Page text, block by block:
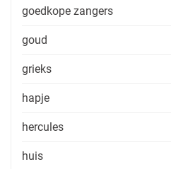
goedkope zangers
goud
grieks
hapje
hercules
huis